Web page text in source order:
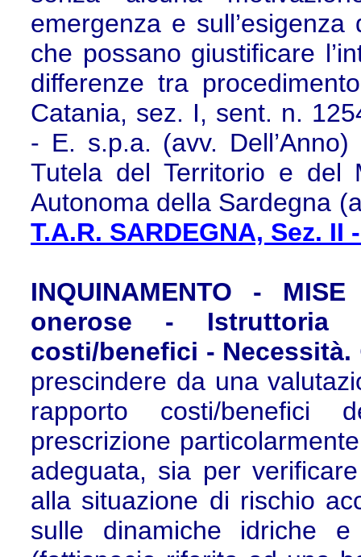
emergenza e
che possano giustificare
differenze tra
Catania, sez. I, sent. n.
- E. s.p.a. (avv.
Tutela del Territorio e del
Autonoma della Sardegna
T.A.R. SARDEGNA, Sez.
INQUINAMENTO -
onerose - Istruttoria
costi/benefici - Necessità.
prescindere da una
rapporto costi/benefici
prescrizione
adeguata, sia per
alla situazione di rischio
sulle dinamiche idriche e